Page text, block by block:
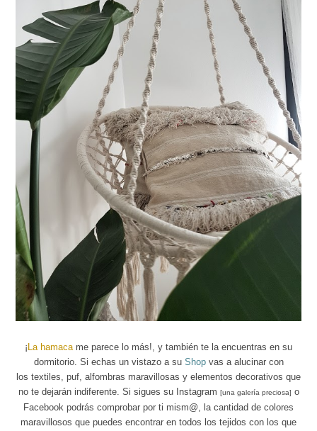
¡ La hamacame parece lo más!, y también te la encuentras en su
dormitorio. Si echas un vistazo a su Shopvas a alucinar con
los textiles, puf, alfombras maravillosas y elementos decorativos que
no te dejarán indiferente. Si sigues su Instagram [una galería preciosa] o
Facebook podrás comprobar por ti mism@, la cantidad de colores
maravillosos que puedes encontrar en todos los tejidos con los que